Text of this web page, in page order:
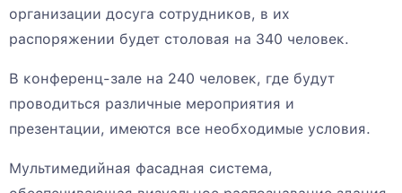
организации досуга сотрудников, в их
распоряжении будет столовая на 340 человек.
В конференц-зале на 240 человек, где будут
проводиться различные мероприятия и
презентации, имеются все необходимые условия.
Мультимедийная фасадная система,